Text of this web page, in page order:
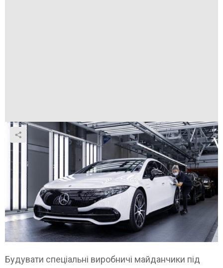
Будувати спеціальні виробничі майданчики під